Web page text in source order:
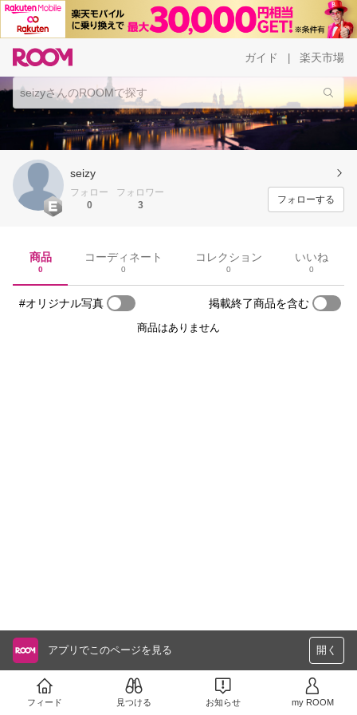
ガイド 楽天市場
seizy
フォロー
0
フォロワー
3
フォローする
商品
0
コーディネート
0
コレクション
0
いいね
0
#オリジナル写真 掲載終了商品を含む
商品はありません
アプリでこのページを見る 開く
フィード 見つける お知らせ my ROOM